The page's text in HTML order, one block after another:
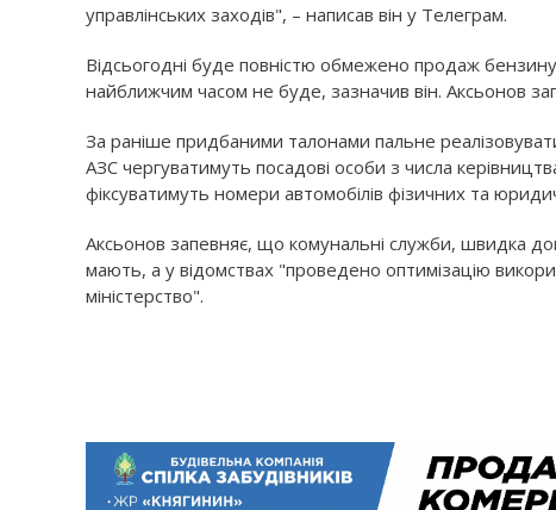
управлінських заходів", – написав він у Телеграм.
Відсьогодні буде повністю обмежено продаж бензину
найближчим часом не буде, зазначив він. Аксьонов
За раніше придбаними талонами пальне
АЗС чергуватимуть посадові особи з числа
фіксуватимуть номери автомобілів фізичних та
Аксьонов запевняє, що комунальні служби, швидка
мають, а у відомствах "проведено оптимізацію
міністерство".